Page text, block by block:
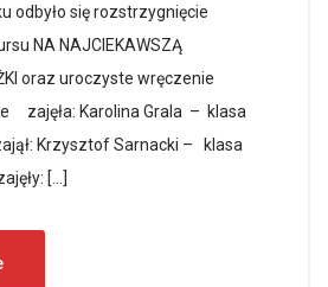
odbyło się rozstrzygnięcie
NA NAJCIEKAWSZĄ
oraz uroczyste wręczenie
zajęła: Karolina Grala – klasa
Krzysztof Sarnacki – klasa
[…]